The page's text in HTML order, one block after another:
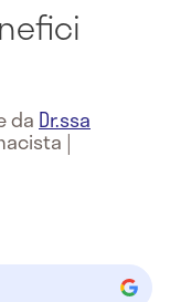
da Dr.ssa
|